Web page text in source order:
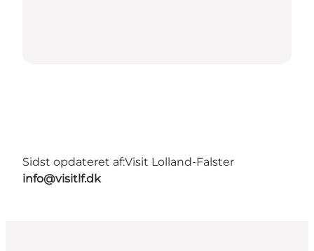
Sidst opdateret af:Visit Lolland-Falster
info@visitlf.dk